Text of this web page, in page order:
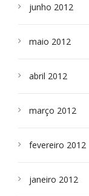
junho 2012
maio 2012
abril 2012
março 2012
fevereiro 2012
janeiro 2012